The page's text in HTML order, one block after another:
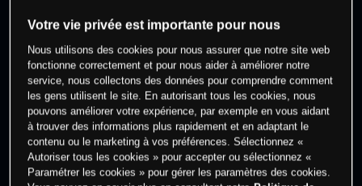
cet actif
Commencez à trader
Votre vie privée est importante pour nous
Nous utilisons des cookies pour nous assurer que notre site web
fonctionne correctement et pour nous aider à améliorer notre
service, nous collectons des données pour comprendre comment
les gens utilisent le site. En autorisant tous les cookies, nous
pouvons améliorer votre expérience, par exemple en vous aidant
à trouver des informations plus rapidement et en adaptant le
contenu ou le marketing à vos préférences. Sélectionnez «
Autoriser tous les cookies » pour accepter ou sélectionnez «
Paramétrer les cookies » pour gérer les paramètres des cookies.